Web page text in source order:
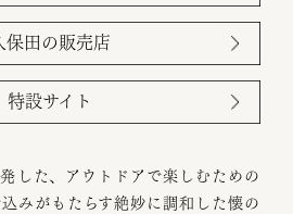
保田の販売店
特設サイト
した、アウトドアで楽しむための
みがもたらす絶妙に調和した懐の